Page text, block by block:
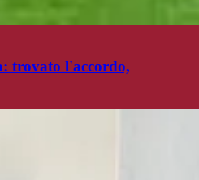
trovato l'accordo,